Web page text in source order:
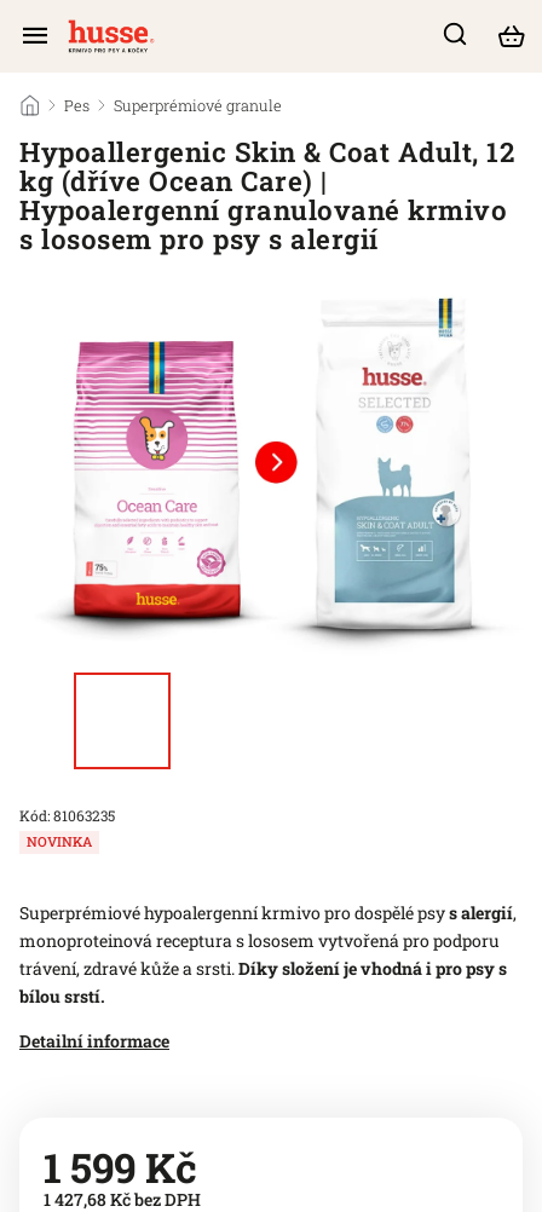
/ Pes / Superprémiové granule
Hypoallergenic Skin & Coat Adult, 12
kg (dříve Ocean Care) |
Hypoalergenní granulované krmivo
s lososem pro psy s alergií
Kód:81063235
Superprémiové hypoalergenní krmivo pro dospělé psys alergií,
monoproteinová receptura slososem vytvořená pro podporu
trávení, zdravé kůže a srsti.Díky složení je vhodná i pro psy s
bílou srstí.
Detailní informace
NOVINKA
1 599 Kč
1 427,68 Kč bez DPH